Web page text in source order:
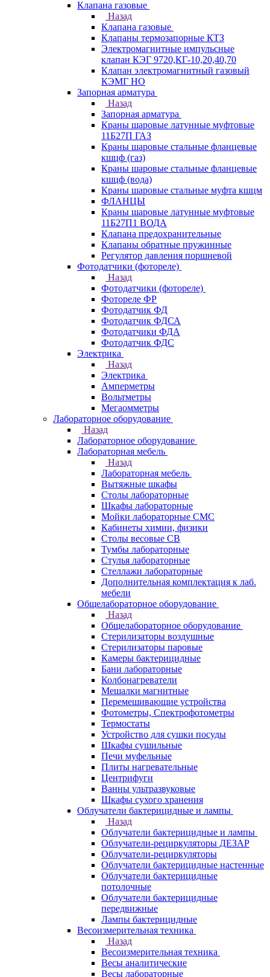
Клапана газовые
Назад
Клапана газовые
Клапаны термозапорные КТЗ
Электромагнитные импульсные
клапан КЭГ 9720,КГ-10,20,40,70
Клапан электромагнитный газовый
КЭМГ НО
Запорная арматура
Назад
Запорная арматура
Краны шаровые латунные муфтовые
11Б27П ГАЗ
Краны шаровые стальные фланцевые
кшцф (газ)
Краны шаровые стальные фланцевые
кшцф (вода)
Краны шаровые стальные муфта кшцм
ФЛАНЦЫ
Краны шаровые латунные муфтовые
11Б27П1 ВОДА
Клапана предохранительные
Клапаны обратные пружинные
Регулятор давления поршневой
Фотодатчики (фотореле)
Назад
Фотодатчики (фотореле)
Фотореле ФР
Фотодатчик ФД
Фотодатчик ФДСА
Фотодатчики ФДА
Фотодатчик ФДС
Электрика
Назад
Электрика
Амперметры
Вольтметры
Мегаомметры
Лабораторное оборудование
Назад
Лабораторное оборудование
Лабораторная мебель
Назад
Лабораторная мебель
Вытяжные шкафы
Столы лабораторные
Шкафы лабораторные
Мойки лабораторные СМС
Кабинеты химии, физики
Столы весовые СВ
Тумбы лабораторные
Стулья лабораторные
Стеллажи лабораторные
Дополнительная комплектация к лаб.
мебели
Общелабораторное оборудование
Назад
Общелабораторное оборудование
Стерилизаторы воздушные
Стерилизаторы паровые
Камеры бактерицидные
Бани лабораторные
Колбонагреватели
Мешалки магнитные
Перемешивающие устройства
Фотометры, Спектрофотометры
Термостаты
Устройство для сушки посуды
Шкафы сушильные
Печи муфельные
Плиты нагревательные
Центрифуги
Ванны ультразвуковые
Шкафы сухого хранения
Облучатели бактерицидные и лампы
Назад
Облучатели бактерицидные и лампы
Облучатели-рециркуляторы ДЕЗАР
Облучатели-рециркуляторы
Облучатели бактерицидные настенные
Облучатели бактерицидные
потолочные
Облучатели бактерицидные
передвижные
Лампы бактерицидные
Весоизмерительная техника
Назад
Весоизмерительная техника
Весы аналитические
Весы лабораторные